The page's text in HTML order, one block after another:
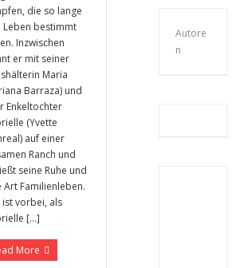
die so lange
Leben bestimmt
Inzwischen
er mit seiner
Maria
Barraza) und
Enkeltochter
(Yvette
auf einer
Ranch und
seine Ruhe und
Art Familienleben.
ist vorbei, als
[…]
More
Autore
n